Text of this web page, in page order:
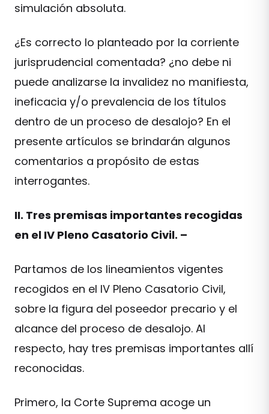
simulación absoluta.
¿Es correcto lo planteado por la corriente
jurisprudencial comentada? ¿no debe ni
puede analizarse la invalidez no manifiesta,
ineficacia y/o prevalencia de los títulos
dentro de un proceso de desalojo? En el
presente artículos se brindarán algunos
comentarios a propósito de estas
interrogantes.
II. Tres premisas importantes recogidas
en el IV Pleno Casatorio Civil. –
Partamos de los lineamientos vigentes
recogidos en el IV Pleno Casatorio Civil,
sobre la figura del poseedor precario y el
alcance del proceso de desalojo. Al
respecto, hay tres premisas importantes allí
reconocidas.
Primero, la Corte Suprema acoge un